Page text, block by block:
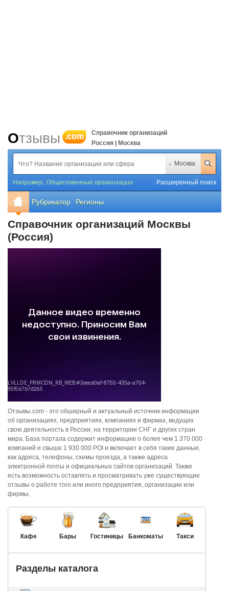
Отзывы .com
Справочник организаций
Россия | Москва
Москва
Например, Общественные организации Расширенный поиск
Рубрикатор Регионы
Справочник организаций Москвы
(Россия)
Отзывы.com - это обширный и актуальный источник информации
об организациях, предприятиях, компаниях и фирмах, ведущих
свою деятельность в России, на территории СНГ и других стран
мира. База портала содержит информацию о более чем 1 370 000
компаний и свыше 1 930 000 POI и включает в себя такие данные,
как адреса, телефоны, схемы проезда, а также адреса
электронной почты и официальных сайтов организаций. Также
есть возможность оставлять и просматривать уже существующие
отзывы о работе того или иного предприятия, организации или
фирмы.
Кафе Бары Гостиницы Банкоматы Такси
Разделы каталога